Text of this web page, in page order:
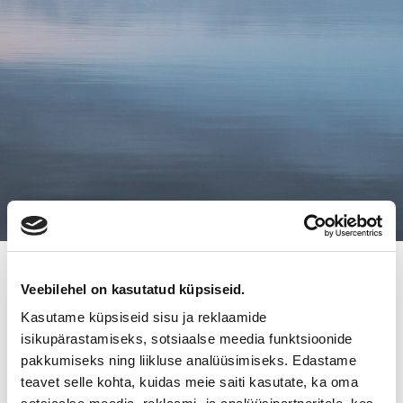
Veebilehel on kasutatud küpsiseid.
Kasutame küpsiseid sisu ja reklaamide
isikupärastamiseks, sotsiaalse meedia funktsioonide
pakkumiseks ning liikluse analüüsimiseks. Edastame
teavet selle kohta, kuidas meie saiti kasutate, ka oma
NAISTEN KUNTOSALI SUNSPORT
ON VAIHTANUT OMISTAJAA
Pitkäikäinen ja maineikas naisten oma kuntosali SunSport